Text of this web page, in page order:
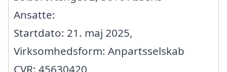
Ansatte:
Startdato: 21. maj 2025,
Virksomhedsform: Anpartsselskab
CVR: 45630420